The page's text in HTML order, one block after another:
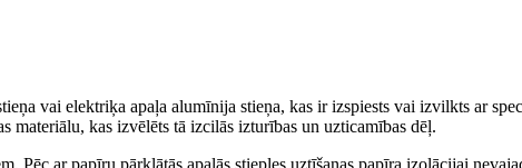
vai elektriķa apaļa alumīnija stieņa, kas ir izspiests vai izvilkts ar
materiālu, kas izvēlēts tā izcilās izturības un uzticamības dēļ.
Pēc ar papīru pārklātās apaļās stieples uztīšanas papīra izolācijai